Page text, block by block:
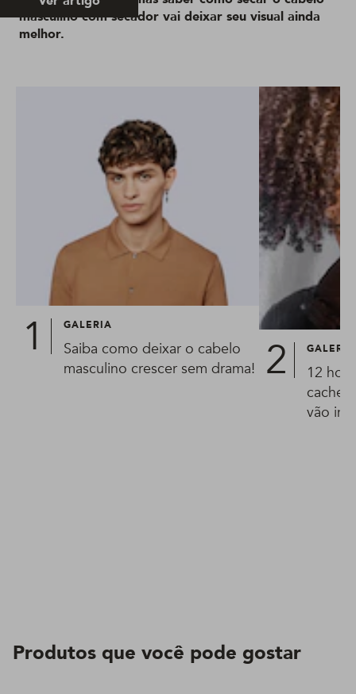
masculino com secador vai deixar seu visual ainda
melhor.
GALERIA
Saiba como deixar o cabelo
masculino crescer sem drama!
GALERIA
12
vão
Produtos que você pode gostar